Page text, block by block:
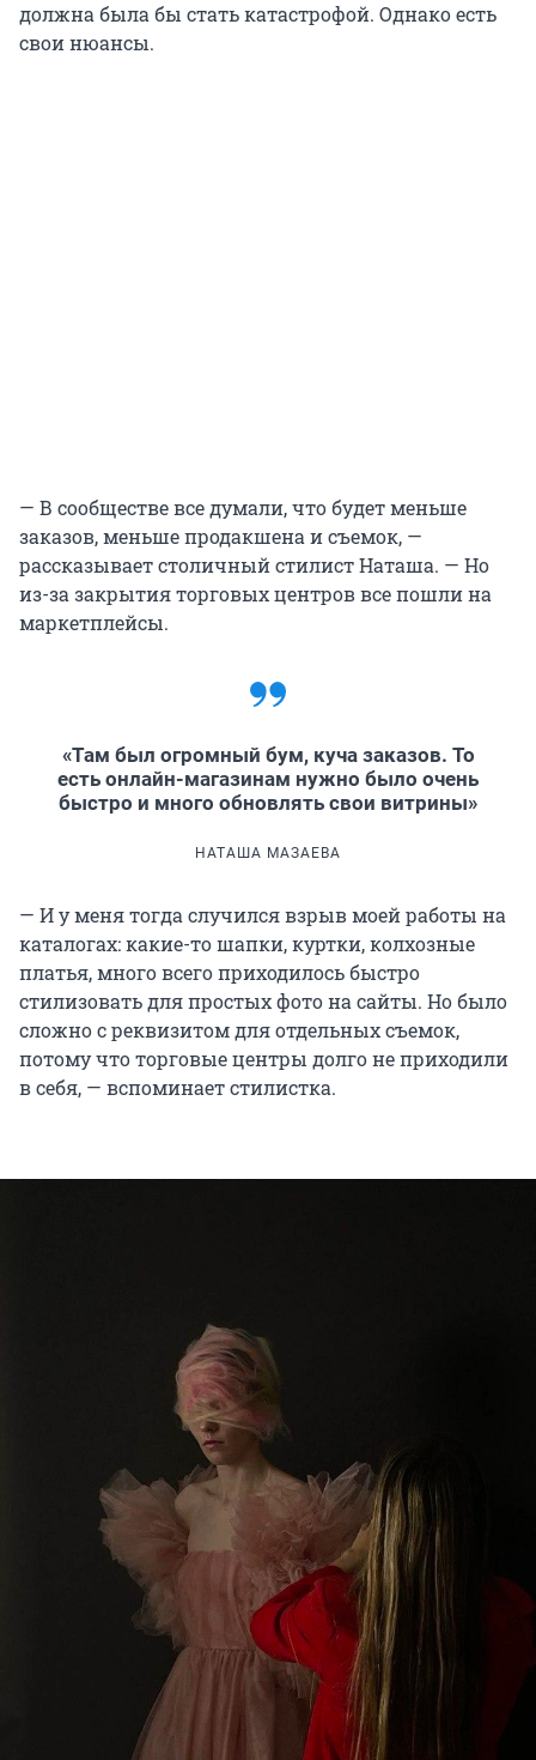
должна была бы стать катастрофой. Однако есть
свои нюансы.
— В сообществе все думали, что будет меньше
заказов, меньше продакшена и съемок, —
рассказывает столичный стилист Наташа. — Но
из-за закрытия торговых центров все пошли на
маркетплейсы.
«Там был огромный бум, куча заказов. То
есть онлайн-магазинам нужно было очень
быстро и много обновлять свои витрины»
НАТАША МАЗАЕВА
— И у меня тогда случился взрыв моей работы на
каталогах: какие-то шапки, куртки, колхозные
платья, много всего приходилось быстро
стилизовать для простых фото на сайты. Но было
сложно с реквизитом для отдельных съемок,
потому что торговые центры долго не приходили
в себя, — вспоминает стилистка.